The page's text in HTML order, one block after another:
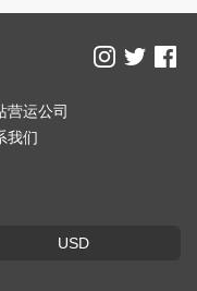
营运公司
我们
USD